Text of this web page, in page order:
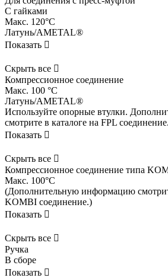
С гайками
Макс. 120°C
Латунь/AMETAL®
Показать 
Скрыть все 
Компрессионное соединение
Макс. 100 °C
Латунь/AMETAL®
Используйте опорные втулки.
смотрите в каталоге на FPL соединение.
Показать 
Скрыть все 
Компрессионное соединение типа
Макс. 100°C
(Дополнительную информацию
KOMBI соединение.)
Показать 
Скрыть все 
Ручка
В сборе
Показать 